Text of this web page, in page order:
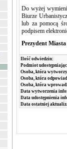
Do wyżej
Biurze
lub za pomocą
podpisem
Prezydent
Ilość odwiedzin:
Podmiot
Osoba, która
Osoba, która
Osoba, która
Data wytworzenia
Data udostępnienia
Data ostatniej